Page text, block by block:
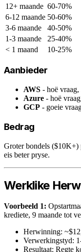
12+ maande 60-70%
6-12 maande 50-60%
3-6 maande
40-50%
1-3 maande
25-40%
< 1 maand
10-25%
Aanbieder
AWS - hoë
Azure - hoë
GCP - goeie
Bedrag
Groter bondels ($10K+)
eis beter pryse.
Werklike
Voorbeeld 1:
krediete, 9 maande tot
Herwinning:
Verwerkingstyd:
Resultaat: Regte